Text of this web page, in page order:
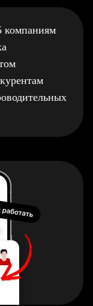
компаниям